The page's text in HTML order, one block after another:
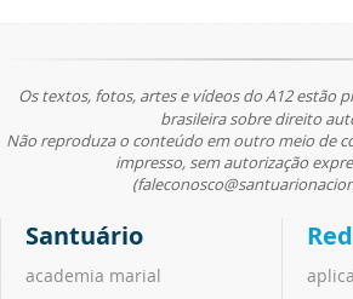
Os textos, fotos, artes e vídeos do A12 estão
brasileira sobre direito
Não reproduza o conteúdo em outro meio de
impresso, sem autorização
Santuário
academia marial